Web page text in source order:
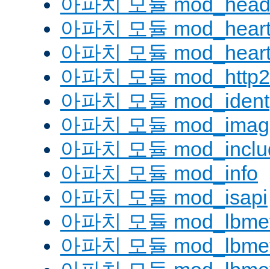
아파치 모듈
아파치 모듈
아파치 모듈 mod_http2
아파치 모듈 mod_ident
아파치 모듈
아파치 모듈
아파치 모듈 mod_info
아파치 모듈 mod_isapi
아파치 모듈
아파치 모듈